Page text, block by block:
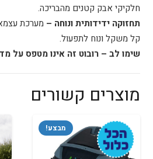
חלקיקי אבק קטנים מהבריכה.
תחזוקה ידידותית ונוחה – מערכת
קל משקל ונוח לתפעול.
שימו לב – רובוט זה אינו מטפס על
מוצרים קשורים
מבצע!